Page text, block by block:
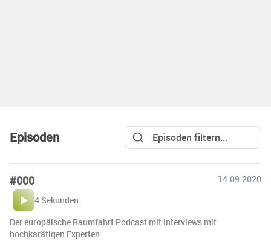
Episoden
#000
14.09.2020
4 Sekunden
Der europäische Raumfahrt Podcast mit Interviews mit
hochkarätigen Experten.